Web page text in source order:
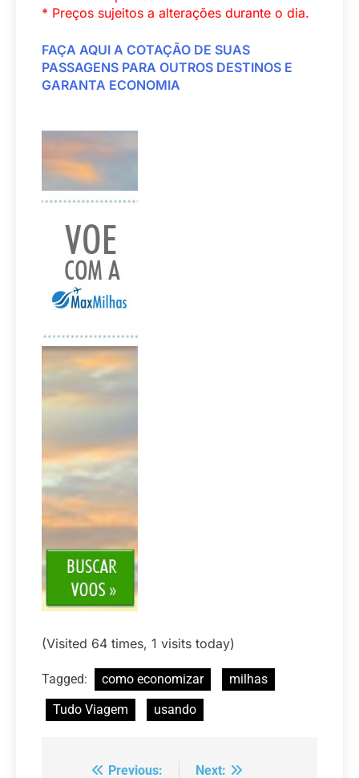
* Preços sujeitos a alterações durante o dia.
FAÇA AQUI A COTAÇÃO DE SUAS
PASSAGENS PARA OUTROS DESTINOS E
GARANTA ECONOMIA
(Visited 64 times, 1 visits today)
Tagged: como economizar
milhas
Tudo Viagem
usando
Previous: Next: